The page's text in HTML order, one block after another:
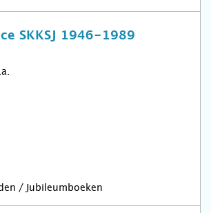
SKKSJ 1946-1989
/ Jubileumboeken